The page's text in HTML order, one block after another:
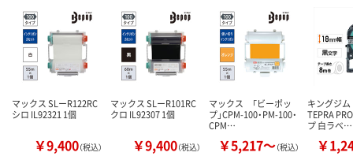
数量
カゴへ
数量
カゴへ
数量
カ
マックス SLーR122RC
シロ IL92321 1個
￥9,400（税込）
マックス SLーR101RC
クロ IL92307 1個
￥9,400（税込）
マックス 「ビーポッ
プ」CPM-100・PM-100・
CPM…
￥5,217～（税込）
キングジム
TEPRA
プ 白ラベ…
￥